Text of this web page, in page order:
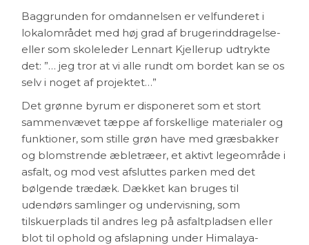
Baggrunden for omdannelsen er velfunderet i
lokalområdet med høj grad af brugerinddragelse-
eller som skoleleder Lennart Kjellerup udtrykte
det: ”… jeg tror at vi alle rundt om bordet kan se os
selv i noget af projektet…”
Det grønne byrum er disponeret som et stort
sammenvævet tæppe af forskellige materialer og
funktioner, som stille grøn have med græsbakker
og blomstrende æbletræer, et aktivt legeområde i
asfalt, og mod vest afsluttes parken med det
bølgende trædæk. Dækket kan bruges til
udendørs samlinger og undervisning, som
tilskuerplads til andres leg på asfaltpladsen eller
blot til ophold og afslapning under Himalaya-